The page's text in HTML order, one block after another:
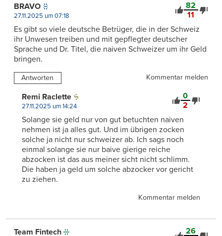
82
11
BRAVO
27.11.2025 um 07:18
Es gibt so viele deutsche Betrüger, die in der Schweiz
ihr Unwesen treiben und mit gepflegter deutscher
Sprache und Dr. Titel, die naiven Schweizer um ihr Geld
bringen.
Antworten Kommentar melden
0
2
Remi Raclette
27.11.2025 um 14:24
Solange sie geld nur von gut betuchten naiven
nehmen ist ja alles gut. Und im übrigen zocken
solche ja nicht nur schweizer ab. Ich sags noch
einmal solange sie nur baive gierige reiche
abzocken ist das aus meiner sicht nicht schlimm.
Die haben ja geld um solche abzocker vor gericht
zu ziehen.
Kommentar melden
26
Team Fintech